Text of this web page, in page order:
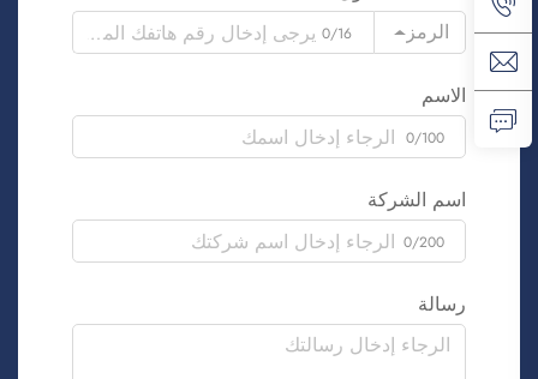
الرمز
0/16
الاسم
0/100
اسم الشركة
0/200
رسالة